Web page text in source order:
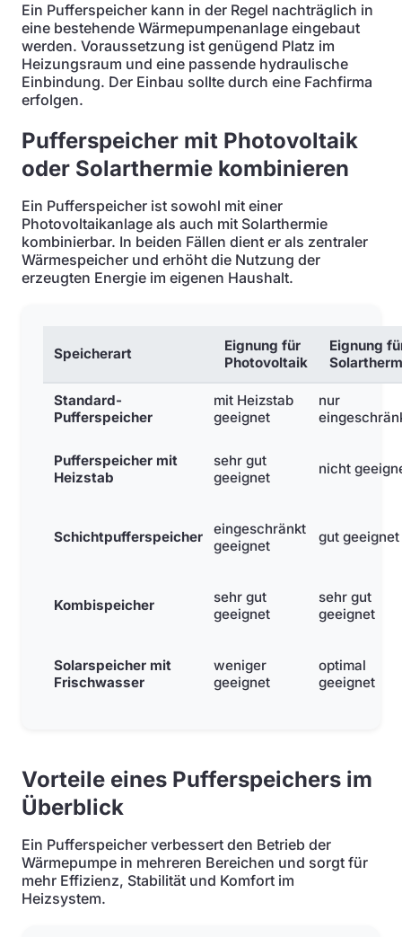
Ein Pufferspeicher kann in der Regel nachträglich in
eine bestehende Wärmepumpenanlage eingebaut
werden. Voraussetzung ist genügend Platz im
Heizungsraum und eine passende hydraulische
Einbindung. Der Einbau sollte durch eine Fachfirma
erfolgen.
Pufferspeicher mit Photovoltaik
oder Solarthermie kombinieren
Ein Pufferspeicher ist sowohl mit einer
Photovoltaikanlage als auch mit Solarthermie
kombinierbar. In beiden Fällen dient er als zentraler
Wärmespeicher und erhöht die Nutzung der
erzeugten Energie im eigenen Haushalt.
Speicherart
Eignung für
Photovoltaik
Eignung
Standard-
Pufferspeicher
mit Heizstab
geeignet
nur
Pufferspeicher mit
Heizstab
sehr gut
geeignet
nicht
Schichtpufferspeicher
eingeschränkt
geeignet
gut geeignet
Kombispeicher
sehr gut
geeignet
sehr gut
geeignet
Solarspeicher mit
Frischwasser
weniger
geeignet
optimal
geeignet
Vorteile eines Pufferspeichers im
Überblick
Ein Pufferspeicher verbessert den Betrieb der
Wärmepumpe in mehreren Bereichen und sorgt für
mehr Effizienz, Stabilität und Komfort im
Heizsystem.